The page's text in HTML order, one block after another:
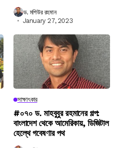
ড. মশিউর রহমান
January 27, 2023
সাক্ষাৎকার
#০৭০ ড. মাহবুবুর রহমানের গল্প:
বাংলাদেশ থেকে আমেরিকায়, ডিজিটাল
হেল্থে গবেষণার পথ